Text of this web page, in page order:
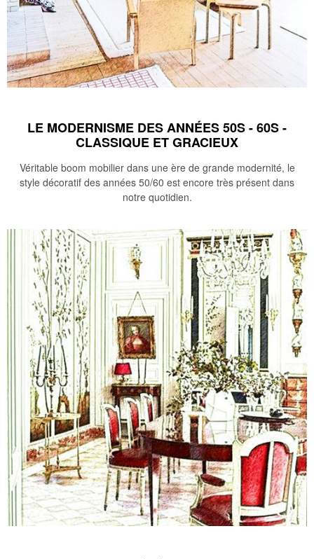
LE MODERNISME DES ANNÉES 50S - 60S -
CLASSIQUE ET GRACIEUX
Véritable boom mobilier dans une ère de grande modernité, le
style décoratif des années 50/60 est encore très présent dans
notre quotidien.